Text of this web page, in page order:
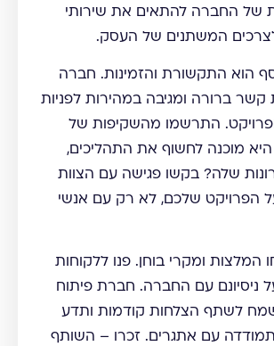
של החברה להתאים את שירותי
המשתנים של העסק.
הוא התקשורת והזמינות. חברה
ברורה ומגיבה במהירות לפניות
התרשמו מהשקיפות של
מוכנה לחשוף את התהליכים,
שלה? בקשו פגישה עם הצוות
הפרויקט שלכם, לא רק עם אנשי
המלצות ומקרי בוחן. פנו ללקוחות
ניסיונם עם החברה. חברת פיתוח
לשתף הצלחות קודמות ותדע
עם אתגרים. זכרו – השותף